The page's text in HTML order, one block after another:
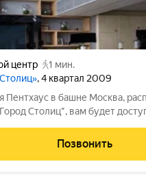
центр
1 мин.
, 4 квартал 2009
Пентхаус в башне Москва,
Столиц", вам будет
окнами и вторым светом с
вас в атмосферу
Позвонить